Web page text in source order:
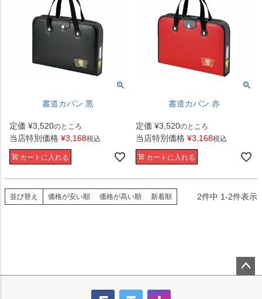
書道カバン 黒
定価 ¥3,520のところ
当店特別価格 ¥3,168税込
カートに入れる
書道カバン 赤
定価 ¥3,520のところ
当店特別価格 ¥3,168税込
カートに入れる
並び替え 価格が安い順 価格が高い順 新着順 2件中 1-2件表示